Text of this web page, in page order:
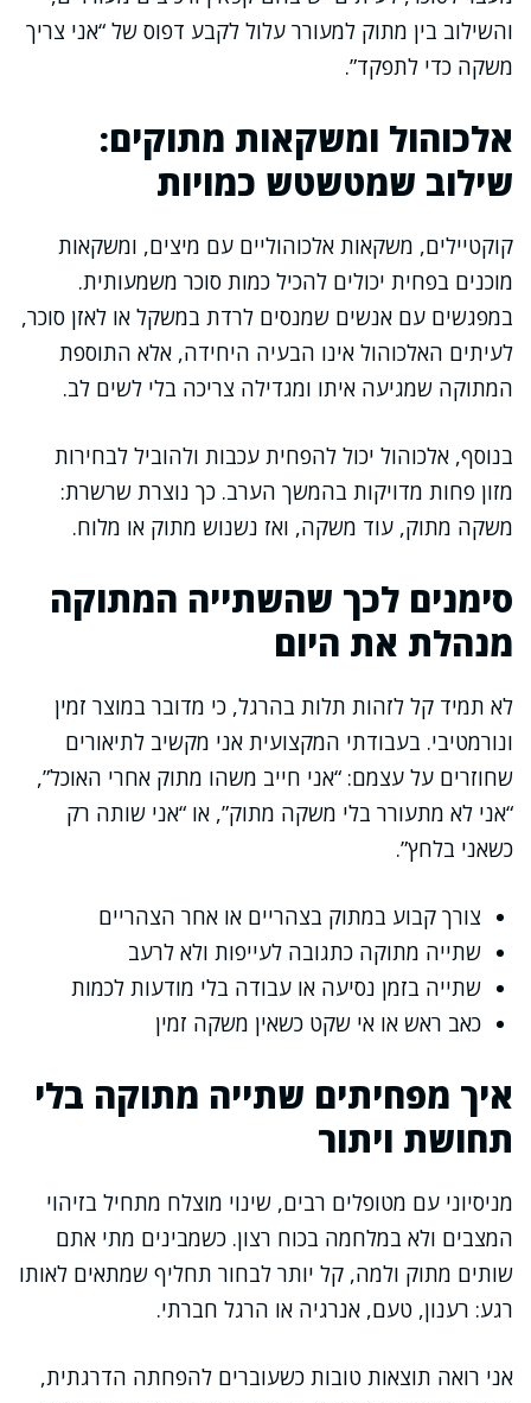
והשילוב בין מתוק למעורר עלול לקבע דפוס של “אני צריך
משקה כדי לתפקד”.
אלכוהול ומשקאות מתוקים:
שילוב שמטשטש כמויות
קוקטיילים, משקאות אלכוהוליים עם מיצים, ומשקאות
מוכנים בפחית יכולים להכיל כמות סוכר משמעותית.
במפגשים עם אנשים שמנסים לרדת במשקל או לאזן סוכר,
לעיתים האלכוהול אינו הבעיה היחידה, אלא התוספת
המתוקה שמגיעה איתו ומגדילה צריכה בלי לשים לב.
בנוסף, אלכוהול יכול להפחית עכבות ולהוביל לבחירות
מזון פחות מדויקות בהמשך הערב. כך נוצרת שרשרת:
משקה מתוק, עוד משקה, ואז נשנוש מתוק או מלוח.
סימנים לכך שהשתייה המתוקה
מנהלת את היום
לא תמיד קל לזהות תלות בהרגל, כי מדובר במוצר זמין
ונורמטיבי. בעבודתי המקצועית אני מקשיב לתיאורים
שחוזרים על עצמם: “אני חייב משהו מתוק אחרי האוכל”,
“אני לא מתעורר בלי משקה מתוק”, או “אני שותה רק
כשאני בלחץ”.
צורך קבוע במתוק בצהריים או אחר הצהריים
שתייה מתוקה כתגובה לעייפות ולא לרעב
שתייה בזמן נסיעה או עבודה בלי מודעות לכמות
כאב ראש או אי שקט כשאין משקה זמין
איך מפחיתים שתייה מתוקה בלי
תחושת ויתור
מניסיוני עם מטופלים רבים, שינוי מוצלח מתחיל בזיהוי
המצבים ולא במלחמה בכוח רצון. כשמבינים מתי אתם
שותים מתוק ולמה, קל יותר לבחור תחליף שמתאים לאותו
רגע: רענון, טעם, אנרגיה או הרגל חברתי.
אני רואה תוצאות טובות כשעוברים להפחתה הדרגתית,